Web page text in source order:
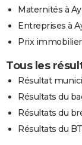
Maternités à
Entreprises à
Prix immobilier
Tous les
Résultat
Résultats du
Résultats du
Résultats du